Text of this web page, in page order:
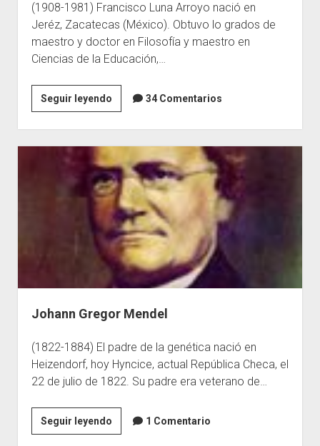
(1908-1981) Francisco Luna Arroyo nació en
Jeréz, Zacatecas (México). Obtuvo lo grados de
maestro y doctor en Filosofía y maestro en
Ciencias de la Educación,…
Seguir leyendoFrancisco
Larroyo
34 Comentarios
Johann Gregor Mendel
(1822-1884) El padre de la genética nació en
Heizendorf, hoy Hyncice, actual República Checa, el
22 de julio de 1822. Su padre era veterano de…
Seguir leyendoJohann
Gregor
1 Comentario